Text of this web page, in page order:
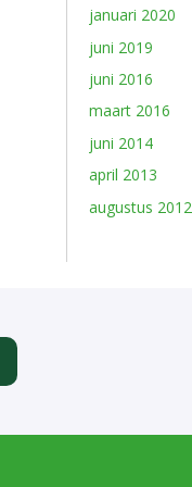
januari 2020
juni 2019
juni 2016
maart 2016
juni 2014
april 2013
augustus 2012